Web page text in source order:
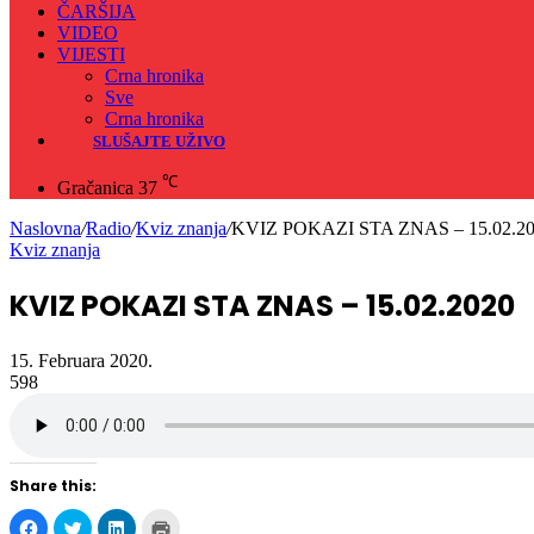
ČARŠIJA
VIDEO
VIJESTI
Crna hronika
Sve
Crna hronika
SLUŠAJTE UŽIVO
Gračanica 37 ℃
Naslovna/Radio/Kviz znanja/KVIZ POKAZI STA ZNAS –
Kviz znanja
KVIZ POKAZI STA ZNAS – 15.02.2020
15. Februara 2020.
598
Share this:
Click
Click Click